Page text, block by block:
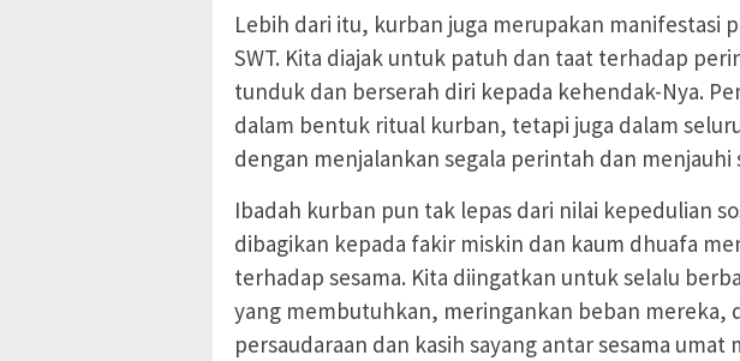
Lebih dari itu, kurban juga merupakan manifestasi
SWT. Kita diajak untuk patuh dan taat terhadap
tunduk dan berserah diri kepada kehendak-Nya.
dalam bentuk ritual kurban, tetapi juga dalam
dengan menjalankan segala perintah dan menjauhi
Ibadah kurban pun tak lepas dari nilai kepedulian
dibagikan kepada fakir miskin dan kaum dhuafa
terhadap sesama. Kita diingatkan untuk selalu
yang membutuhkan, meringankan beban mereka,
persaudaraan dan kasih sayang antar sesama umat